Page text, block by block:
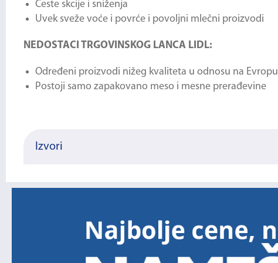
Česte skcije i sniženja
Uvek sveže voće i povrće i povoljni mlečni proizvodi
NEDOSTACI TRGOVINSKOG LANCA LIDL:
Određeni proizvodi nižeg kvaliteta u odnosu na Evropu
Postoji samo zapakovano meso i mesne prerađevine
Izvori